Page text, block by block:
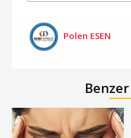
Polen ESEN
Benzer